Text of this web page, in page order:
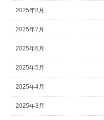
2025年8月
2025年7月
2025年6月
2025年5月
2025年4月
2025年3月